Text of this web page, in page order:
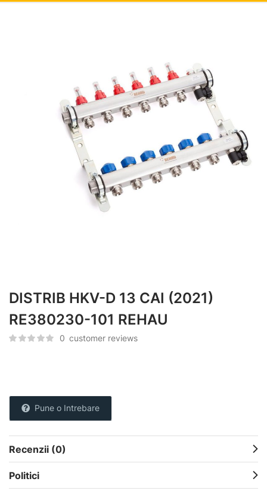
DISTRIB HKV-D 13 CAI (2021)
RE380230-101 REHAU
0 customer reviews
Pune o Intrebare
Recenzii (0)
Politici